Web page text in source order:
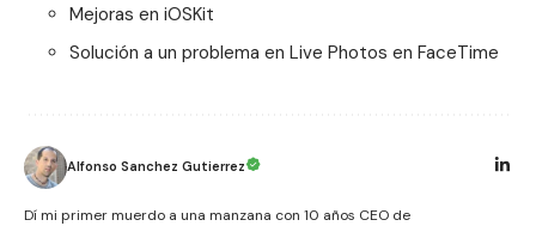
Mejoras en iOSKit
Solución a un problema en Live Photos en FaceTime
Alfonso Sanchez Gutierrez
Dí mi primer muerdo a una manzana con 10 años CEO de